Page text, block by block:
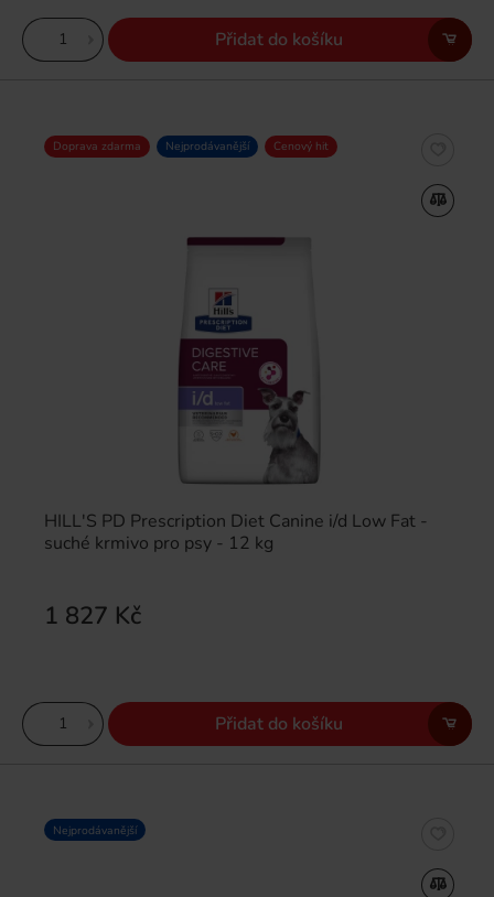
Přidat do košíku
HILL'S PD Prescription Diet Canine i/d Low Fat -
suché krmivo pro psy - 12 kg
1 827 Kč
Doprava zdarma Nejprodávanější Cenový hit
Přidat do košíku
Nejprodávanější